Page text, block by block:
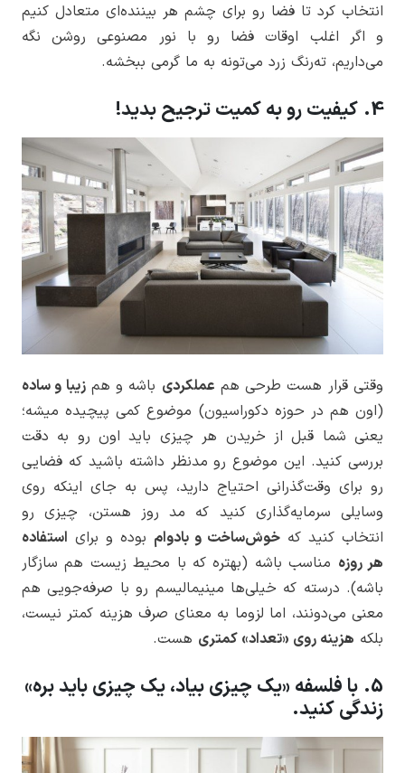
انتخاب کرد تا فضا رو برای چشم هر بیننده‌ای متعادل کنیم
و اگر اغلب اوقات فضا رو با نور مصنوعی روشن نگه‌
می‌داریم، ته‌رنگ زرد می‌تونه به ما گرمی ببخشه.
4. کیفیت رو به کمیت ترجیح بدید!
وقتی قرار هست طرحی هم عملکردی باشه و همزیبا و ساده
(اون هم در حوزه دکوراسیون) موضوع کمی پیچیده میشه؛
یعنی شما قبل از خریدن هر چیزی باید اون رو به دقت
بررسی کنید. این موضوع رو مدنظر داشته باشید که فضایی
رو برای وقت‌گذرانی احتیاج دارید، پس به جای اینکه روی
وسایلی سرمایه‌گذاری کنید که مد روز هستن، چیزی رو
انتخاب کنید که خوش‌ساخت و بادوام بوده و برای استفاده
هر روزه مناسب باشه (بهتره که با محیط زیست هم سازگار
باشه). درسته که خیلی‌ها مینیمالیسم رو با صرفه‌جویی هم
معنی می‌دونند، اما لزوما به معنای صرف هزینه کمتر نیست،
بلکه هزینه روی «تعداد» کمتری هست.
5. با فلسفه «یک چیزی بیاد، یک چیزی باید بره»
زندگی کنید.